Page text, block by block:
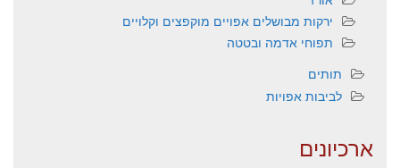
ירקות מבושלים אפויים מוקפצים וקלויים
תפוחי אדמה ובטטה
תותים
לביבות אפויות
ארכיונים